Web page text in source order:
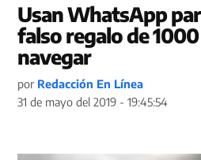
Usan WhatsApp
falso regalo de
navegar
por Redacción En Línea
31 de mayo del 2019 - 19:45:54